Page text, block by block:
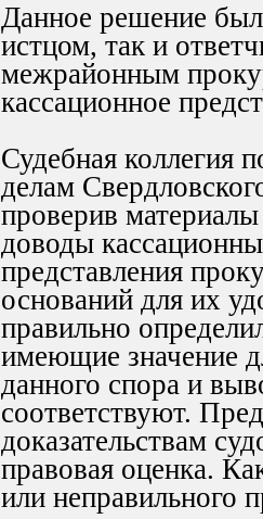
Данное решение
истцом, так и
межрайонным
кассационное
Судебная коллегия
делам
проверив
доводы
представления
оснований для их
правильно
имеющие значение
данного спора и
соответствуют.
доказательствам
правовая оценка.
или неправильного